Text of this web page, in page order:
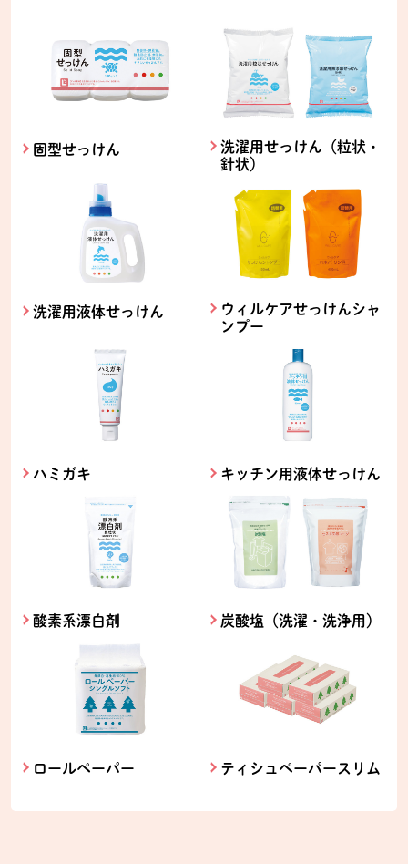
固型せっけん
洗濯用せっけん（粒状・
針状）
洗濯用液体せっけん
ウィルケアせっけんシャ
ンプー
ハミガキ キッチン用液体せっけん
酸素系漂白剤 炭酸塩（洗濯・洗浄用）
ロールペーパー ティシュペーパースリム